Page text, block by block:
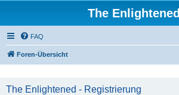
The Enlightened
FAQ
Foren-Übersicht
The Enlightened - Registrierung